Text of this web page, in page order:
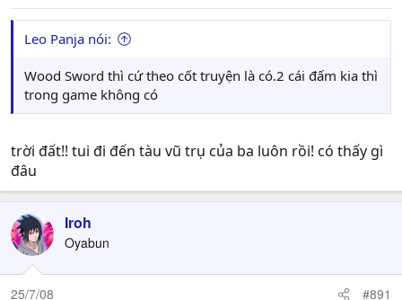
Leo Panja nói:
Wood Sword thì cứ theo cốt truyện là có.2 cái đấm kia thì
trong game không có
trời đất!! tui đi đến tàu vũ trụ của ba luôn rồi! có thấy gì
đâu
Iroh
Oyabun
25/7/08 #891